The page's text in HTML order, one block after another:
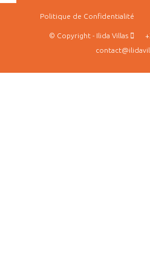
Politique de Confidentialité
© Copyright - Ilida Villas